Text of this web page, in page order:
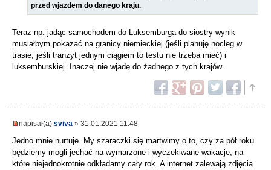
przed wjazdem do danego kraju.
Teraz np. jadąc samochodem do Luksemburga do siostry wynik
musiałbym pokazać na granicy niemieckiej (jeśli planuję nocleg w
trasie, jeśli tranzyt jednym ciągiem to testu nie trzeba mieć) i
luksemburskiej. Inaczej nie wjadę do żadnego z tych krajów.
napisał(a) sviva » 31.01.2021 11:48
Jedno mnie nurtuje. My szaraczki się martwimy o to, czy za pół roku
będziemy mogli jechać na wymarzone i wyczekiwane wakacje, na
które niejednokrotnie odkładamy cały rok. A internet zalewają zdjęcia